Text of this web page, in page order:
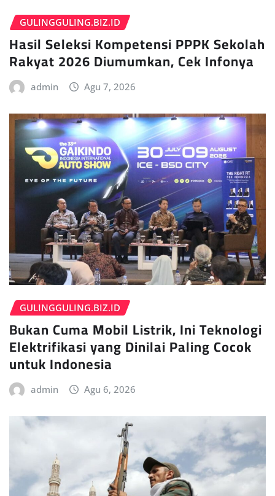
GULINGGULING.BIZ.ID
Hasil Seleksi Kompetensi PPPK Sekolah
Rakyat 2026 Diumumkan, Cek Infonya
admin Agu 7, 2026
GULINGGULING.BIZ.ID
Bukan Cuma Mobil Listrik, Ini Teknologi
Elektrifikasi yang Dinilai Paling Cocok
untuk Indonesia
admin Agu 6, 2026